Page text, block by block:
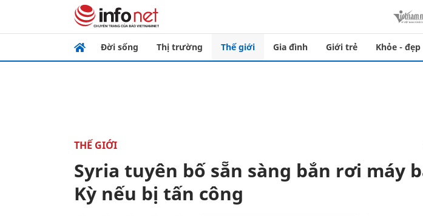
Đời sống Thị trường Thế giới Gia đình Giới trẻ Khỏe - đẹp
THẾ GIỚI
Syria tuyên bố sẵn sàng bắn rơi máy
Kỳ nếu bị tấn công